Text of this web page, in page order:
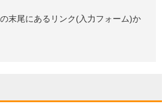
末尾にあるリンク(入力フォーム)か